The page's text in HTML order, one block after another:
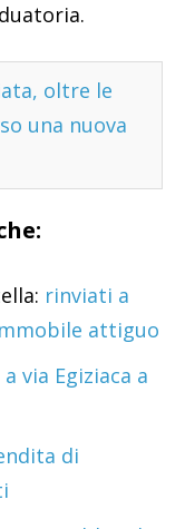
oltre le
una nuova
rinviati a
attiguo
via Egiziaca a
di